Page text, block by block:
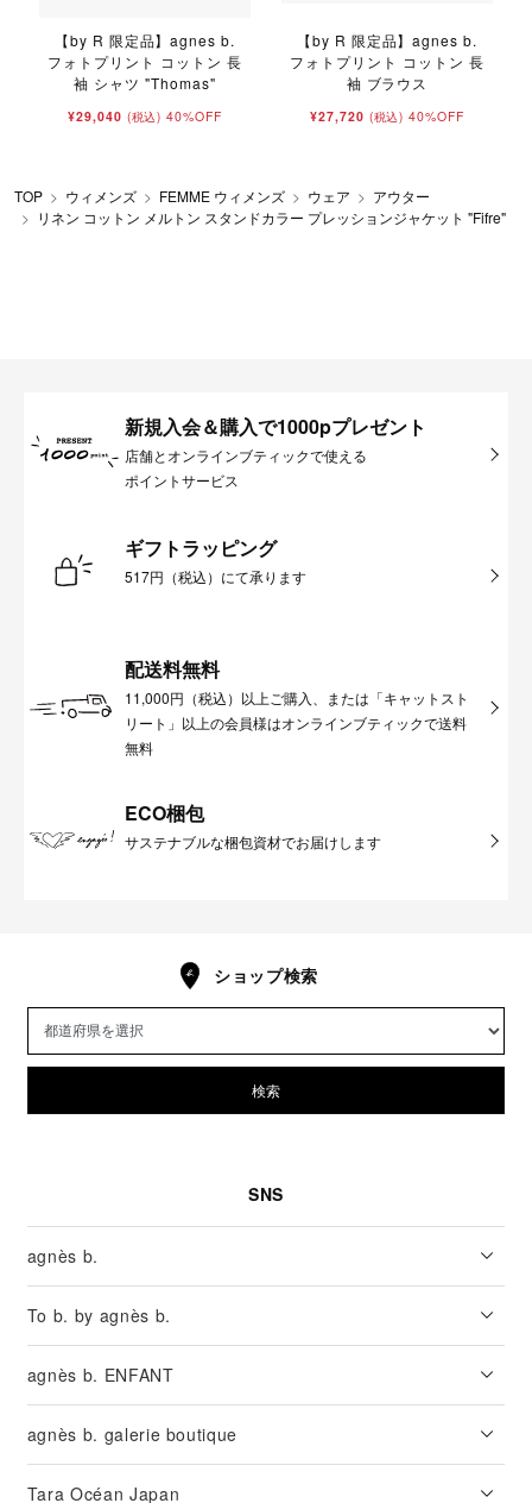
【by R 限定品】agnes b.
フォトプリント コットン 長
袖 シャツ "Thomas"
¥29,040 (税込) 40%OFF
【by R 限定品】agnes b.
フォトプリント コットン 長
袖 ブラウス
¥27,720 (税込) 40%OFF
TOP ウィメンズ FEMME ウィメンズ ウェア
アウター
リネン コットン メルトン スタンドカラー プレッションジャケット "Fifre"
新規入会＆購入で1000pプレゼント
店舗とオンラインブティックで使える
ポイントサービス
ギフトラッピング
517円（税込）にて承ります
配送料無料
11,000円（税込）以上ご購入、または「キャットスト
リート」以上の会員様はオンラインブティックで送料
無料
ECO梱包
サステナブルな梱包資材でお届けします
ショップ検索
検索
SNS
agnès b.
To b. by agnès b.
agnès b. ENFANT
agnès b. galerie boutique
Tara Océan Japan